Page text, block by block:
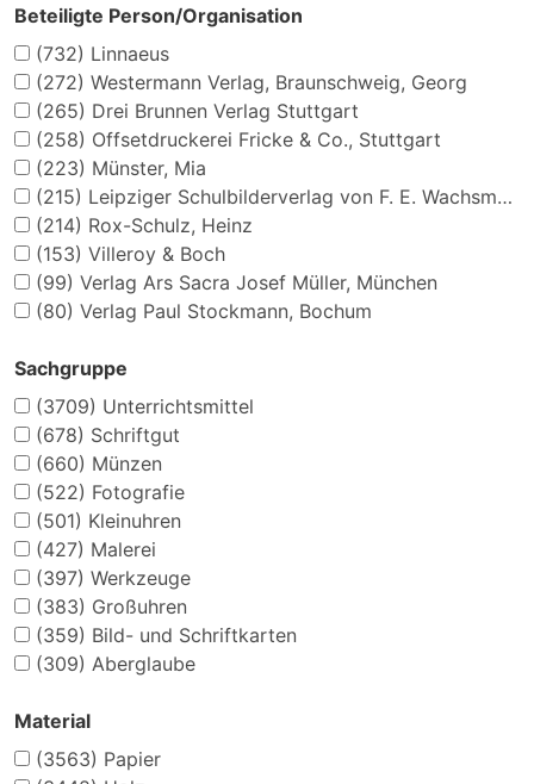
Beteiligte Person/Organisation
(732) Linnaeus
(272) Westermann Verlag, Braunschweig, Georg
(265) Drei Brunnen Verlag Stuttgart
(258) Offsetdruckerei Fricke & Co., Stuttgart
(223) Münster, Mia
(215) Leipziger Schulbilderverlag von F. E. Wachsmuth, Leipzig
(214) Rox-Schulz, Heinz
(153) Villeroy & Boch
(99) Verlag Ars Sacra Josef Müller, München
(80) Verlag Paul Stockmann, Bochum
Sachgruppe
(3709) Unterrichtsmittel
(678) Schriftgut
(660) Münzen
(522) Fotografie
(501) Kleinuhren
(427) Malerei
(397) Werkzeuge
(383) Großuhren
(359) Bild- und Schriftkarten
(309) Aberglaube
Material
(3563) Papier